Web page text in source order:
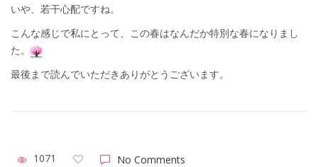
いや、若干心配ですね。
こんな感じで私にとって、この春はなんだか特別な春になりまし
た。
最後まで読んでいただきありがとうございます。
1071 No Comments